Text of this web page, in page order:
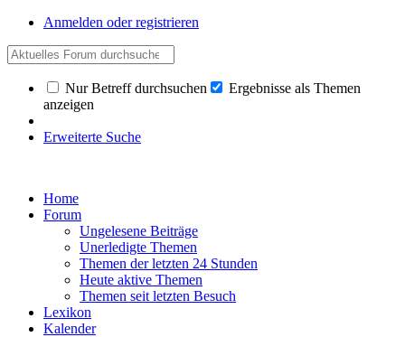
Anmelden oder registrieren
Nur Betreff durchsuchen
Ergebnisse als Themen
anzeigen
Erweiterte Suche
Home
Forum
Ungelesene Beiträge
Unerledigte Themen
Themen der letzten 24 Stunden
Heute aktive Themen
Themen seit letzten Besuch
Lexikon
Kalender